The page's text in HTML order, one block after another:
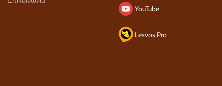
YouTube
Lesvos.Pro